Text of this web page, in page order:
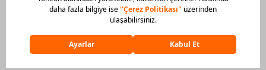
© 2026 Barcin Tüm Hakları Saklıdır
Sitedeki görsel materyaller izinsiz kullanılamaz.